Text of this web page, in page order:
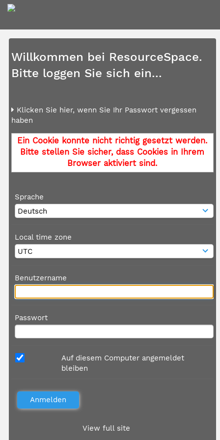
Willkommen bei ResourceSpace.
Bitte loggen Sie sich ein...
Klicken Sie hier, wenn Sie Ihr Passwort vergessen
haben
Ein Cookie konnte nicht richtig gesetzt werden.
Bitte stellen Sie sicher, dass Cookies in Ihrem
Browser aktiviert sind.
Sprache
Local time zone
Benutzername
Passwort
Auf diesem Computer angemeldet
bleiben
View full site